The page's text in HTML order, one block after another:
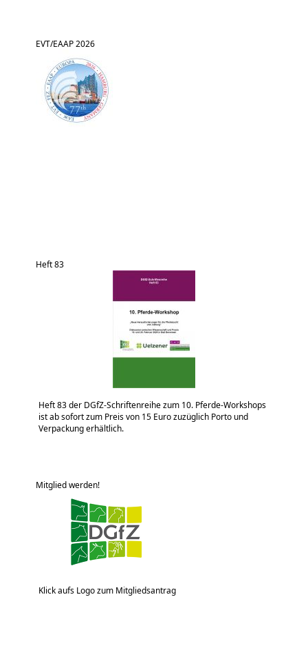
EVT/EAAP 2026
Heft 83
Heft 83 der DGfZ-Schriftenreihe zum 10. Pferde-Workshops
ist ab sofort zum Preis von 15 Euro zuzüglich Porto und
Verpackung erhältlich.
Mitglied werden!
Klick aufs Logo zum Mitgliedsantrag